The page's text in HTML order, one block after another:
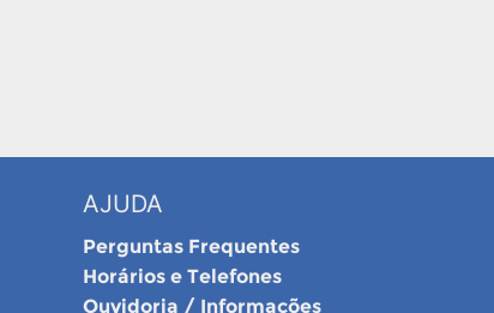
AJUDA
Perguntas Frequentes
Horários e Telefones
Ouvidoria / Informações